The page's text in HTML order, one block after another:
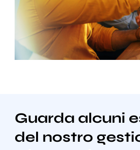
Guarda alcuni
del nostro